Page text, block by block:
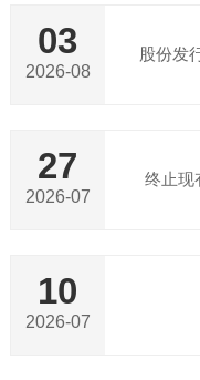
03
2026-08
股份发
27
2026-07
终止现
10
2026-07